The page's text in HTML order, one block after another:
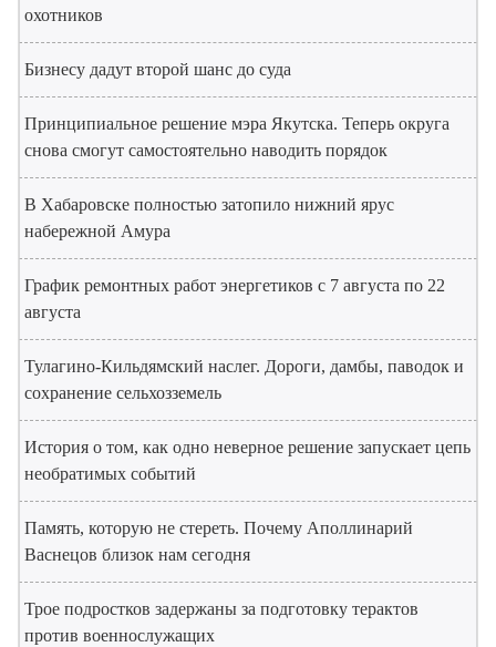
охотников
Бизнесу дадут второй шанс до суда
Принципиальное решение мэра Якутска. Теперь округа
снова смогут самостоятельно наводить порядок
В Хабаровске полностью затопило нижний ярус
набережной Амура
График ремонтных работ энергетиков с 7 августа по 22
августа
Тулагино-Кильдямский наслег. Дороги, дамбы, паводок и
сохранение сельхозземель
История о том, как одно неверное решение запускает цепь
необратимых событий
Память, которую не стереть. Почему Аполлинарий
Васнецов близок нам сегодня
Трое подростков задержаны за подготовку терактов
против военнослужащих